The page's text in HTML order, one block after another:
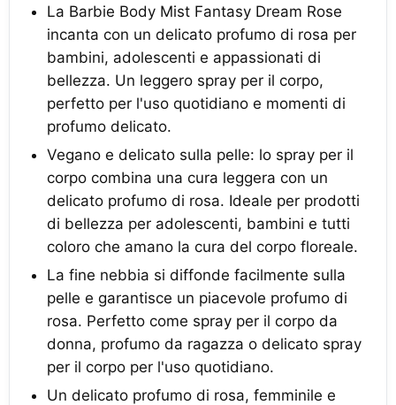
La Barbie Body Mist Fantasy Dream Rose
incanta con un delicato profumo di rosa per
bambini, adolescenti e appassionati di
bellezza. Un leggero spray per il corpo,
perfetto per l'uso quotidiano e momenti di
profumo delicato.
Vegano e delicato sulla pelle: lo spray per il
corpo combina una cura leggera con un
delicato profumo di rosa. Ideale per prodotti
di bellezza per adolescenti, bambini e tutti
coloro che amano la cura del corpo floreale.
La fine nebbia si diffonde facilmente sulla
pelle e garantisce un piacevole profumo di
rosa. Perfetto come spray per il corpo da
donna, profumo da ragazza o delicato spray
per il corpo per l'uso quotidiano.
Un delicato profumo di rosa, femminile e